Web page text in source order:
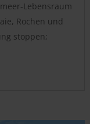
Lebensraum
Rochen und
stoppen;